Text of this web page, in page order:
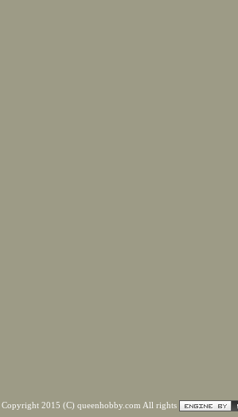
Copyright 2015 (C) queenhobby.com All rights